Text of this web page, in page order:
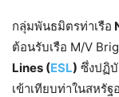
กลุ่มพันธมิตรท่าเรือ
ต้อนรับเรือ M/V
Lines (ESL) ซึ่งปฏิบั
เข้าเทียบท่าในสหรัฐ